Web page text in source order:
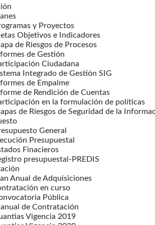
y Proyectos
Objetivos e Indicadores
de Riesgos de Procesos
de Gestión
Ciudadana
Integrado de Gestión SIG
de Empalme
de Rendición de Cuentas
en la formulación de políticas
de Riesgos de Seguridad de la
General
Presupuestal
Finacieros
presupuestal-PREDIS
Anual de Adquisiciones
en curso
Pública
de Contratación
Vigencia 2019